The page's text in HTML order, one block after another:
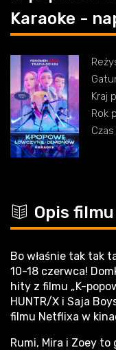
Karaoke -
Kraj
Rok
c Opis filmu
Bo właśnie tak tak
10-18 czerwca!
hity z filmu „K-
HUNTR/X i Saja
filmu Netflixa w
Rumi, Mira i Zoey